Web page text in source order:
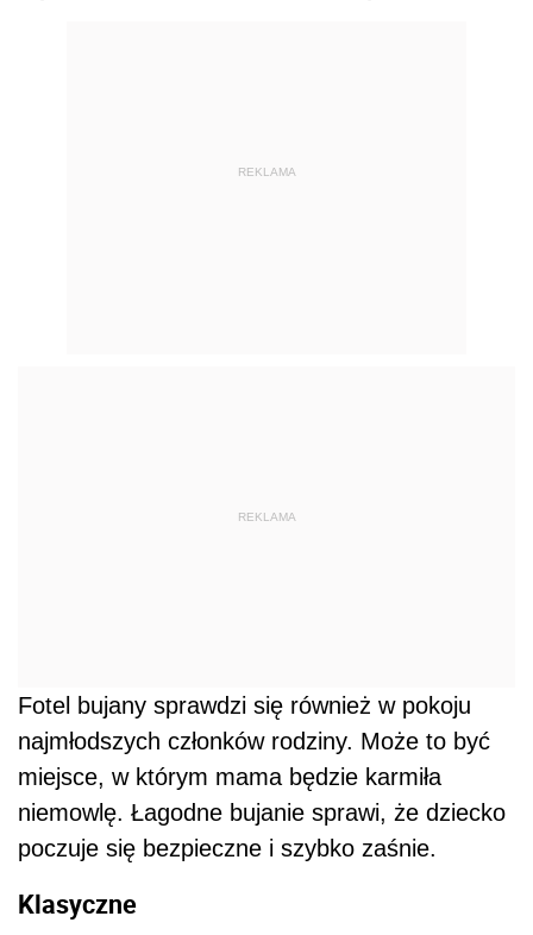
REKLAMA
REKLAMA
Fotel bujany sprawdzi się również w pokoju
najmłodszych członków rodziny. Może to być
miejsce, w którym mama będzie karmiła
niemowlę. Łagodne bujanie sprawi, że dziecko
poczuje się bezpieczne i szybko zaśnie.
Klasyczne